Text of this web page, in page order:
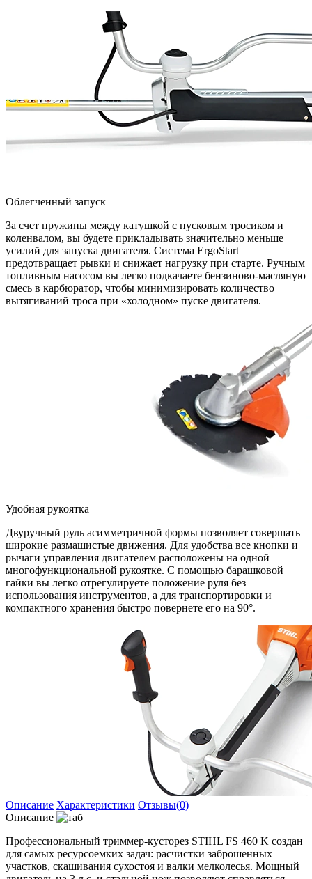
Облегченный запуск
За счет пружины между катушкой с пусковым тросиком и
коленвалом, вы будете прикладывать значительно меньше
усилий для запуска двигателя. Система ErgoStart
предотвращает рывки и снижает нагрузку при старте. Ручным
топливным насосом вы легко подкачаете бензиново-масляную
смесь в карбюратор, чтобы минимизировать количество
вытягиваний троса при «холодном» пуске двигателя.
Удобная рукоятка
Двуручный руль асимметричной формы позволяет совершать
широкие размашистые движения. Для удобства все кнопки и
рычаги управления двигателем расположены на одной
многофункциональной рукоятке. С помощью барашковой
гайки вы легко отрегулируете положение руля без
использования инструментов, а для транспортировки и
компактного хранения быстро повернете его на 90°.
Описание Характеристики Отзывы(0)
Описание
Профессиональный триммер-кусторез STIHL FS 460 K создан
для самых ресурсоемких задач: расчистки заброшенных
участков, скашивания сухостоя и валки мелколесья. Мощный